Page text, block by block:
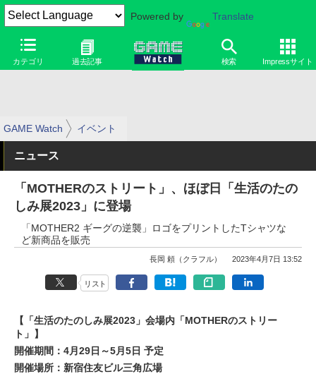
Powered by Translate
カテゴリ 過去記事 検索 Impressサイト
GAME Watch イベント
ニュース
「MOTHERのストリート」、ほぼ日「生活のたの
しみ展2023」に登場
「MOTHER2 ギーグの逆襲」ロゴをプリントしたTシャツな
ど新商品を販売
長岡 頼（クラフル） 2023年4月7日 13:52
リスト
【「生活のたのしみ展2023」会場内「MOTHERのストリー
ト」】
開催期間：4月29日～5月5日 予定
開催場所：新宿住友ビル三角広場